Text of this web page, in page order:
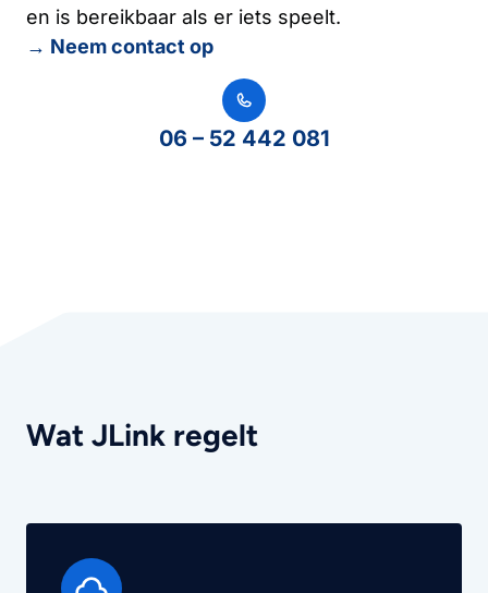
en is bereikbaar als er iets speelt.
→ Neem contact op
06 – 52 442 081
Wat JLink regelt